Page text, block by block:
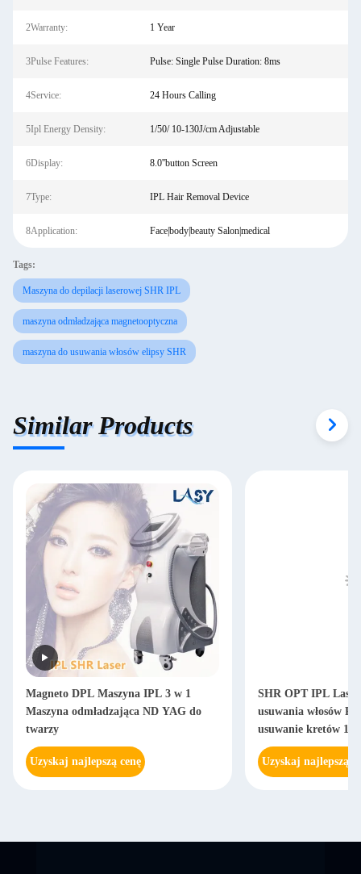
2Warranty: 1 Year
3Pulse Features: Pulse: Single Pulse Duration: 8ms
4Service: 24 Hours Calling
5Ipl Energy Density: 1/50/ 10-130J/cm Adjustable
6Display: 8.0''button Screen
7Type: IPL Hair Removal Device
8Application: Face|body|beauty Salon|medical
Tags:
Maszyna do depilacji laserowej SHR IPL
maszyna odmładzająca magnetooptyczna
maszyna do usuwania włosów elipsy SHR
Similar Products
Magneto DPL Maszyna IPL 3 w 1
Maszyna odmładzająca ND YAG do
twarzy
Uzyskaj najlepszą cenę
SHR OPT IPL
usuwania włosów
usuwanie kretów
Uzyskaj najlepszą